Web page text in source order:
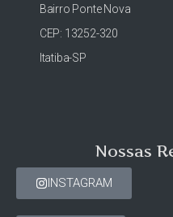
Bairro Ponte Nova
CEP: 13252-320
Itatiba-SP
Nossas
INSTAGRAM